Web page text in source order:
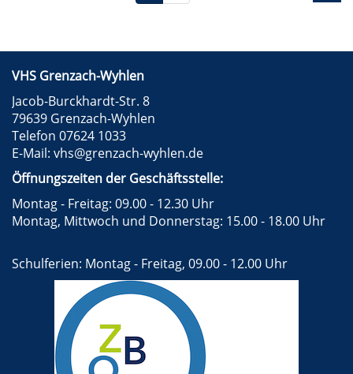
VHS Grenzach-Wyhlen
Jacob-Burckhardt-Str. 8
79639 Grenzach-Wyhlen
Telefon 07624 1033
E-Mail: vhs@grenzach-wyhlen.de
Öffnungszeiten der Geschäftsstelle:
Montag - Freitag: 09.00 - 12.30 Uhr
Montag, Mittwoch und Donnerstag: 15.00 - 18.00 Uhr
Schulferien: Montag - Freitag, 09.00 - 12.00 Uhr